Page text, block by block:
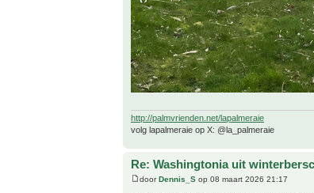
http://palmvrienden.net/lapalmeraie
volg lapalmeraie op X: @la_palmeraie
Re: Washingtonia uit
doorDennis_S op 08 maart 2026 21:17